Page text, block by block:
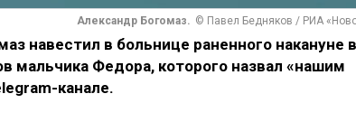
Александр Богомаз. © Павел Бедняков / РИА
навестил в больнице раненного накануне в
мальчика Федора, которого назвал «нашим
канале.